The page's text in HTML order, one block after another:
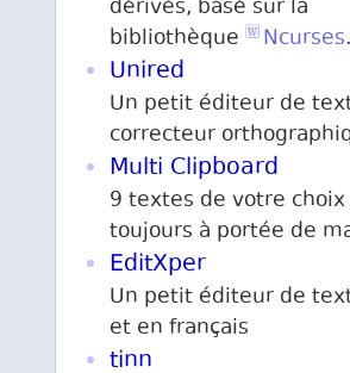
dérivés, basé sur la
bibliothèque
Ncurses.
Unired
Un petit éditeur de
correcteur
Multi Clipboard
9 textes de votre choix
toujours à portée de
EditXper
Un petit éditeur de
et en français
tinn